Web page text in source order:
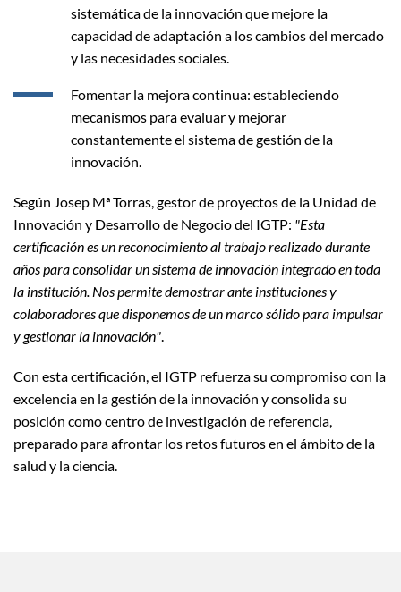
sistemática de la innovación que mejore la
capacidad de adaptación a los cambios del mercado
y las necesidades sociales.
Fomentar la mejora continua: estableciendo
mecanismos para evaluar y mejorar
constantemente el sistema de gestión de la
innovación.
Según Josep Mª Torras, gestor de proyectos de la Unidad de
Innovación y Desarrollo de Negocio del IGTP: "Esta
certificación es un reconocimiento al trabajo realizado durante
años para consolidar un sistema de innovación integrado en toda
la institución. Nos permite demostrar ante instituciones y
colaboradores que disponemos de un marco sólido para impulsar
y gestionar la innovación"
Con esta certificación, el IGTP refuerza su compromiso con la
excelencia en la gestión de la innovación y consolida su
posición como centro de investigación de referencia,
preparado para afrontar los retos futuros en el ámbito de la
salud y la ciencia.